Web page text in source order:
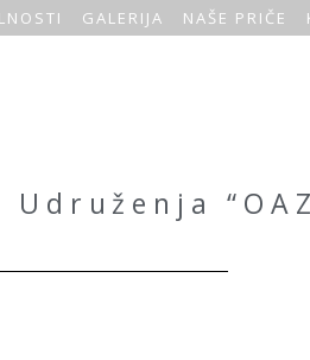
GALERIJA NAŠE PRIČE